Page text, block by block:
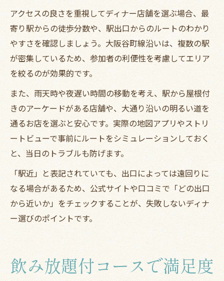
アクセスの良さを重視してディナー店舗を選ぶ場合、最
寄り駅からの徒歩分数や、駅出口からのルートのわかり
やすさを確認しましょう。大阪谷町線沿いは、複数の駅
が密集しているため、参加者の利便性を考慮してエリア
を絞るのが効果的です。
また、雨天時や夜遅い時間の移動を考え、駅から屋根付
きのアーケードがある店舗や、大通り沿いの明るい道を
通るお店を選ぶと安心です。実際の地図アプリやストリ
ートビューで事前にルートをシミュレーションしておく
と、当日のトラブルも防げます。
「駅近」と表記されていても、出口によっては遠回りに
なる場合があるため、公式サイトや口コミで「どの出口
から近いか」をチェックすることが、失敗しないディナ
ー選びのポイントです。
飲み放題付コースで満足度